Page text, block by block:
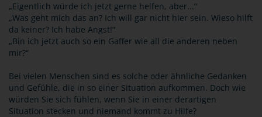
„Eigentlich würde ich jetzt gerne helfen, aber...“
„Was geht mich das an? Ich will gar nicht hier sein. Wieso hilft
da keiner? Ich habe Angst!“
„Bin ich jetzt auch so ein Gaffer wie all die anderen neben
mir?“
Bei vielen Menschen sind es solche oder ähnliche Gedanken
und Gefühle, die in so einer Situation aufkommen. Doch wie
würden Sie sich fühlen, wenn Sie in einer derartigen
Situation stecken und niemand kommt zu Hilfe?